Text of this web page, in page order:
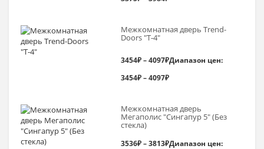
Межкомнатная дверь Trend-
Doоrs "Т-4"
3454₽–4097₽Диапазон цен:
3454₽ – 4097₽
Межкомнатная дверь
Мегаполис "Сингапур 5" (Без
стекла)
3536₽–3813₽Диапазон цен: